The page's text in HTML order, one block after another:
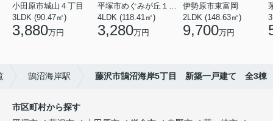
小田原市城山４丁目
3LDK (90.47㎡)
3,880万円
平塚市めぐみが丘１丁目
4LDK (118.41㎡)
3,280万円
伊勢原市東富岡
2LDK (148.63㎡)
9,700万円
鵠沼海岸駅 藤沢市鵠沼海岸5丁目 新築一戸建て 全3棟
市区町村から探す